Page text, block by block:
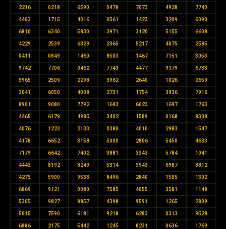
2216 0218 6590 0478 7073 4928 7740
4403 1715 4016 0561 1423 3209 6090
6810 6340 5830 3971 3120 5155 6608
4229 2539 6329 2365 5217 4075 2585
0411 0849 1460 8503 1467 7151 3053
9742 7706 0462 7743 4477 9179 6733
5965 2509 2298 3962 2640 1026 2659
3041 6050 4008 2731 1754 3936 7916
8901 9080 7792 1693 6023 1697 1763
4465 6179 4985 3402 1589 0168 8308
4076 1223 2133 0380 4010 2983 1547
4178 6652 3158 5000 2806 5450 4633
7179 6642 7402 3881 3343 5784 1041
4443 8192 8249 5314 3943 6987 8812
4275 5900 9533 8496 2840 1505 1302
6869 9121 0080 7585 4055 3581 1148
5305 9827 8857 4398 9591 1265 2809
5015 7590 6181 9218 6283 0313 9528
6886 2175 5442 1245 8231 0636 1769